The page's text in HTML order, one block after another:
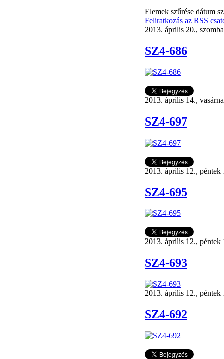
Elemek szűrése dátum
Feliratkozás az RSS
2013. április 20.,
SZ4-686
2013. április 14.,
SZ4-697
2013. április 12., péntek
SZ4-695
2013. április 12., péntek
SZ4-693
2013. április 12., péntek
SZ4-692